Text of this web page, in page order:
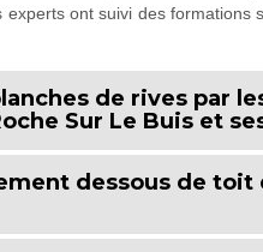
ont suivi des formations
de rives par
Sur Le Buis et
dessous de toit